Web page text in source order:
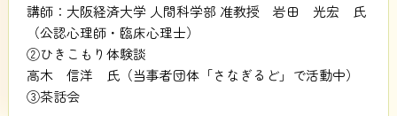
講師：大阪経済大学 人間科学部 准教授 岩田 光宏 氏
（公認心理師・臨床心理士）
②ひきこもり体験談
高木 信洋 氏（当事者団体「さなぎるど」で活動中）
③茶話会